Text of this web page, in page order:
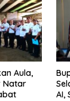
Aula,
Natar
AI,